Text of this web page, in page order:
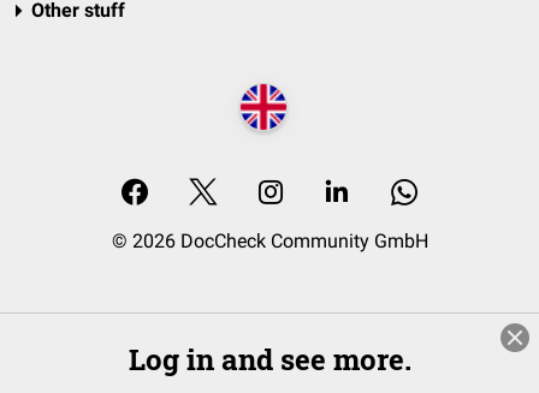
Other stuff
© 2026 DocCheck Community GmbH
Log in and see more.